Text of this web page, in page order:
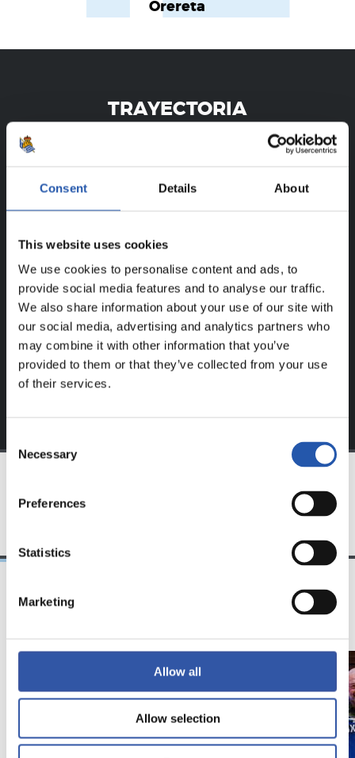
Consent Details About
This website uses cookies
We use cookies to personalise content and ads, to
provide social media features and to analyse our traffic.
We also share information about your use of our site with
our social media, advertising and analytics partners who
may combine it with other information that you’ve
provided to them or that they’ve collected from your use
of their services.
Selection
Necessary
Preferences
Statistics
Marketing
Allow all
Allow selection
Orereta
TRAYECTORIA
¡SOLO PARA USUARIOS
Este contenido es solo para los usuarios registrados en
nuestra web.
Regístrate haciendo clic en elLoginy disfruta de
contenido exclusivo para ti.
07/06/2026